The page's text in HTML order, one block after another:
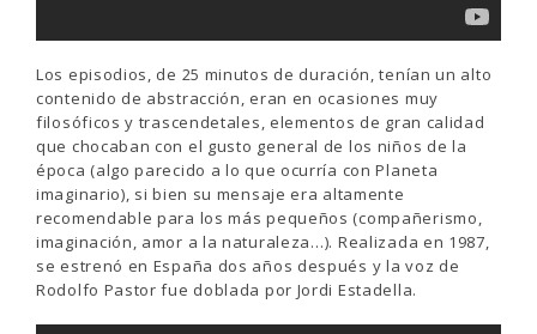
Los episodios, de 25 minutos de duración, tenían un alto
contenido de abstracción, eran en ocasiones muy
filosóficos y trascendetales, elementos de gran calidad
que chocaban con el gusto general de los niños de la
época (algo parecido a lo que ocurría con Planeta
imaginario), si bien su mensaje era altamente
recomendable para los más pequeños (compañerismo,
imaginación, amor a la naturaleza…). Realizada en 1987,
se estrenó en España dos años después y la voz de
Rodolfo Pastor fue doblada por Jordi Estadella.